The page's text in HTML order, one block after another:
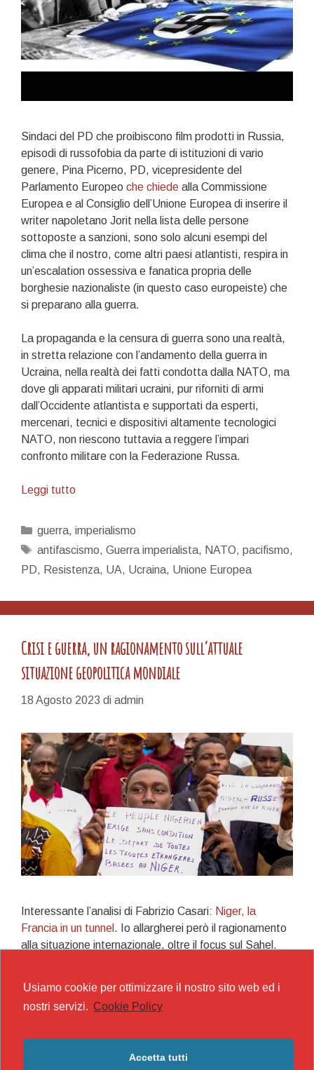
Sindaci del PD che proibiscono film prodotti in Russia,
episodi di russofobia da parte di istituzioni di vario
genere, Pina Picerno, PD, vicepresidente del
Parlamento Europeo che chiede alla Commissione
Europea e al Consiglio dell’Unione Europea di inserire il
writer napoletano Jorit nella lista delle persone
sottoposte a sanzioni, sono solo alcuni esempi del
clima che il nostro, come altri paesi atlantisti, respira in
un’escalation ossessiva e fanatica propria delle
borghesie nazionaliste (in questo caso europeiste) che
si preparano alla guerra.
La propaganda e la censura di guerra sono una realtà,
in stretta relazione con l’andamento della guerra in
Ucraina, nella realtà dei fatti condotta dalla NATO, ma
dove gli apparati militari ucraini, pur riforniti di armi
dall’Occidente atlantista e supportati da esperti,
mercenari, tecnici e dispositivi altamente tecnologici
NATO, non riescono tuttavia a reggere l’impari
confronto militare con la Federazione Russa.
Leggi tuttoPer
Categorie
guerra, imperialismo
Tag
antifascismo, Guerra imperialista, NATO, pacifismo,
PD, Resistenza, UA, Ucraina, Unione Europea
Crisi e guerra, un ragionamento sull’attuale
situazione geopolitica mondiale
18 Agosto 2023 di admin
Interessante l’analisi di Fabrizio Casari: Niger, la
Francia in un tunnel . Io allargherei però il ragionamento
alla situazione internazionale, oltre il focus sul Sahel.
vasta guerra micidiale che porti sul terreno caschi
occidentali (già di per sé in querelle nazionaliste tra le
in Burkina e Mali, gran parte del Sahel è perso e le
potenze punteranno alla diplomazia, proponendo
Usiamo cookie per ottimizzare il nostro sito web ed i
nostri servizi. Cookie Policy
Accetta tutti